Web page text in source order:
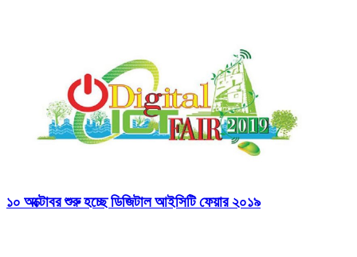
১০ অক্টোবর শুরু হচ্ছে ডিজিটাল আইসিটি ফেয়ার ২০১৯